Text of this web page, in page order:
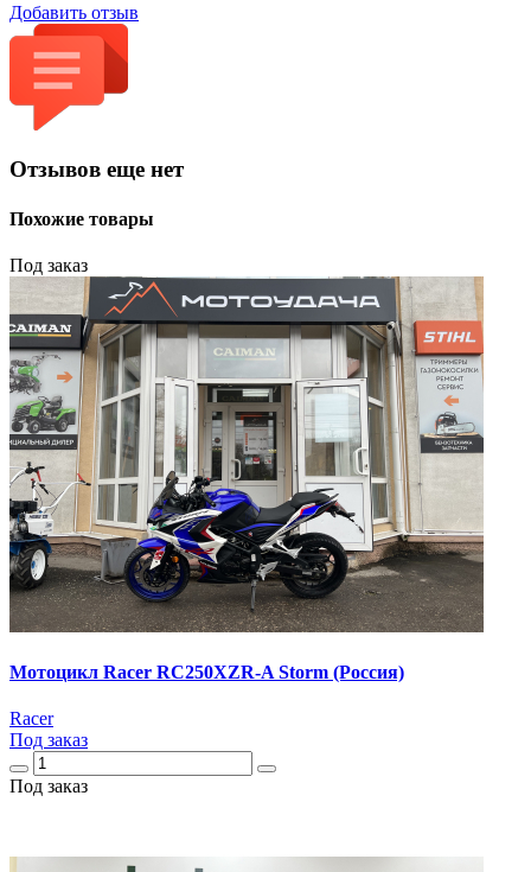
Добавить отзыв
Отзывов еще нет
Похожие товары
Под заказ
Мотоцикл Racer RC250XZR-A Storm (Россия)
Racer
Под заказ
Под заказ